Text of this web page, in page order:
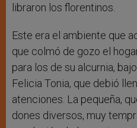
libraron los florentinos.
Este era el ambiente que
que colmó de gozo el
para los de su alcurnia,
Felicia Tonia, que debió
atenciones. La pequeña,
dones diversos, muy